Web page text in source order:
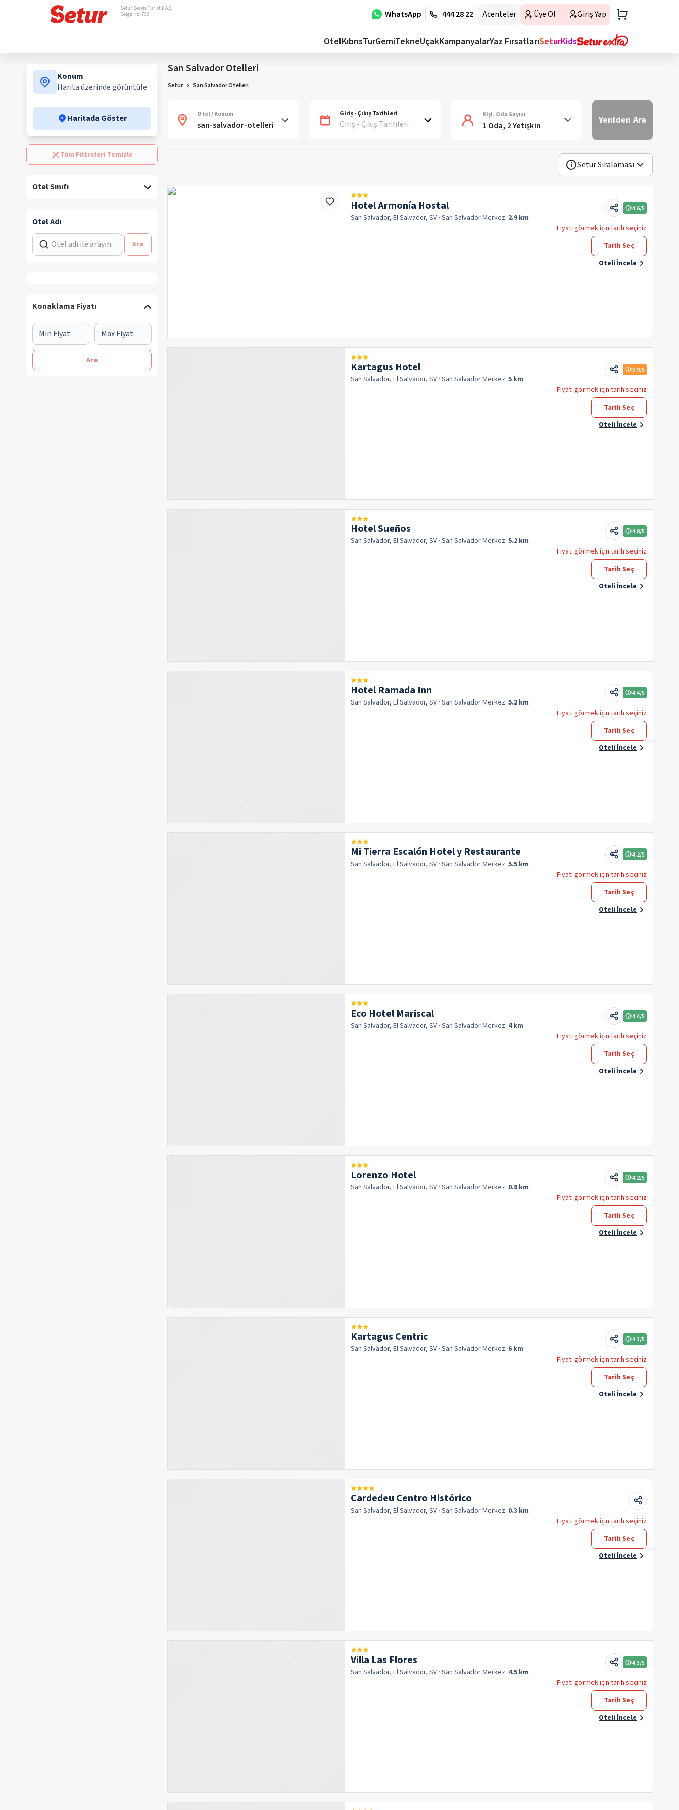
WhatsApp 444 28 22 Acenteler Üye Ol Giriş Yap
Setur Servis Turistik A.Ş.
Belge No: 728
OtelKıbrısTurGemiTekneUçakKampanyalarYaz FırsatlarıSeturKids
Konum
Harita üzerinde görüntüle
Haritada Göster
Tüm Filtreleri Temizle
Otel Sınıfı
Otel Adı
Ara
Konaklama Fiyatı
Ara
San Salvador Otelleri
Setur San Salvador Otelleri
Otel / Konum Giriş - Çıkış Tarihleri
Giriş - Çıkış Tarihleri
Kişi, Oda Sayısı
1 Oda, 2 Yetişkin Yeniden Ara
Setur Sıralaması
Hotel Armonía Hostal
San Salvador, El Salvador, SV · San SalvadorMerkez: 2.9 km
4.6/5
Fiyatı görmek için tarih seçiniz
Tarih Seç
Oteli İncele
Kartagus Hotel
San Salvador, El Salvador, SV · San SalvadorMerkez: 5 km
3.9/5
Fiyatı görmek için tarih seçiniz
Tarih Seç
Oteli İncele
Hotel Sueños
San Salvador, El Salvador, SV · San SalvadorMerkez: 5.2 km
4.8/5
Fiyatı görmek için tarih seçiniz
Tarih Seç
Oteli İncele
Hotel Ramada Inn
San Salvador, El Salvador, SV · San SalvadorMerkez: 5.2 km
4.4/5
Fiyatı görmek için tarih seçiniz
Tarih Seç
Oteli İncele
Mi Tierra Escalón Hotel y Restaurante
San Salvador, El Salvador, SV · San SalvadorMerkez: 5.5 km
4.2/5
Fiyatı görmek için tarih seçiniz
Tarih Seç
Oteli İncele
Eco Hotel Mariscal
San Salvador, El Salvador, SV · San SalvadorMerkez: 4 km
4.4/5
Fiyatı görmek için tarih seçiniz
Tarih Seç
Oteli İncele
Lorenzo Hotel
San Salvador, El Salvador, SV · San SalvadorMerkez: 0.8 km
4.2/5
Fiyatı görmek için tarih seçiniz
Tarih Seç
Oteli İncele
Kartagus Centric
San Salvador, El Salvador, SV · San SalvadorMerkez: 6 km
4.3/5
Fiyatı görmek için tarih seçiniz
Tarih Seç
Oteli İncele
Cardedeu Centro Histórico
San Salvador, El Salvador, SV · San SalvadorMerkez: 0.3 km
Fiyatı görmek için tarih seçiniz
Tarih Seç
Oteli İncele
Villa Las Flores
San Salvador, El Salvador, SV · San SalvadorMerkez: 4.5 km
4.3/5
Fiyatı görmek için tarih seçiniz
Tarih Seç
Oteli İncele